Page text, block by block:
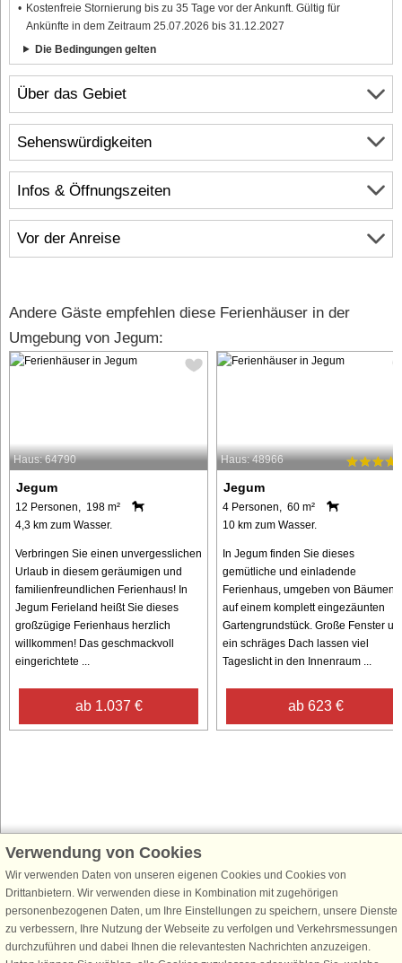
Über das Gebiet
Infos & Öffnungszeiten
Vor der Anreise
Kostenfreie Stornierung bis zu 35 Tage vor der Ankunft. Gültig für
Ankünfte in dem Zeitraum 25.07.2026 bis 31.12.2027
Die Bedingungen gelten
Sehenswürdigkeiten
Andere Gäste empfehlen diese Ferienhäuser in der
Umgebung von Jegum:
Haus: 64790
Jegum
12 Personen, 198 m²
4,3 km zum Wasser.
Verbringen Sie einen unvergesslichen
Urlaub in diesem geräumigen und
familienfreundlichen Ferienhaus! In
Jegum Ferieland heißt Sie dieses
großzügige Ferienhaus herzlich
willkommen! Das geschmackvoll
eingerichtete ...
ab 1.037 €
Haus: 48966
Jegum
4 Personen, 60 m²
10 km zum Wasser.
In Jegum finden Sie dieses
gemütliche und einladende
Ferienhaus, umgeben von Bäumen
auf einem komplett eingezäunten
Gartengrundstück. Große Fenster
ein schräges Dach lassen viel
Tageslicht in den Innenraum ...
ab 623 €
Schließen Sie sich 100.000 Ferienhaus-Fans an
Erhalten Sie einenWillkommensgutschein von 25 € für Ihren nächsten
Ferienhausurlaub - melden Sie sich einfach für den DanCenter Newsletter
an. Verpassen Sie nie wieder exklusive Angebote, Gewinnspiele und
Urlaubstipps!
Verwendung von Cookies
Wir verwenden Daten von unseren eigenen Cookies und Cookies von
Drittanbietern. Wir verwenden diese in Kombination mit zugehörigen
personenbezogenen Daten, um Ihre Einstellungen zu speichern, unsere Dienste
zu verbessern, Ihre Nutzung der Webseite zu verfolgen und Verkehrsmessungen
durchzuführen und dabei Ihnen die relevantesten Nachrichten anzuzeigen.